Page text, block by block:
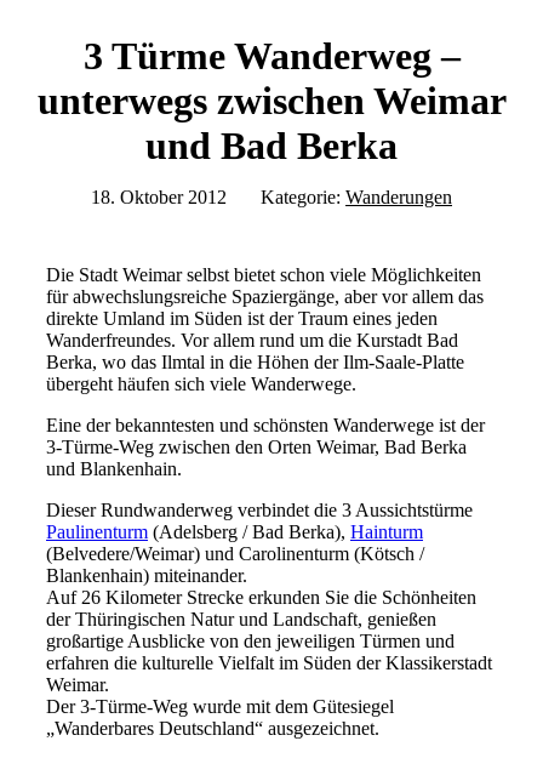
3 Türme Wanderweg –
unterwegs zwischen Weimar
und Bad Berka
18. Oktober 2012 Kategorie: Wanderungen
Die Stadt Weimar selbst bietet schon viele Möglichkeiten
für abwechslungsreiche Spaziergänge, aber vor allem das
direkte Umland im Süden ist der Traum eines jeden
Wanderfreundes. Vor allem rund um die Kurstadt Bad
Berka, wo das Ilmtal in die Höhen der Ilm-Saale-Platte
übergeht häufen sich viele Wanderwege.
Eine der bekanntesten und schönsten Wanderwege ist der
3-Türme-Weg zwischen den Orten Weimar, Bad Berka
und Blankenhain.
Dieser Rundwanderweg verbindet die 3 Aussichtstürme
Paulinenturm (Adelsberg / Bad Berka), Hainturm
(Belvedere/Weimar) und Carolinenturm (Kötsch /
Blankenhain) miteinander.
Auf 26 Kilometer Strecke erkunden Sie die Schönheiten
der Thüringischen Natur und Landschaft, genießen
großartige Ausblicke von den jeweiligen Türmen und
erfahren die kulturelle Vielfalt im Süden der Klassikerstadt
Weimar.
Der 3-Türme-Weg wurde mit dem Gütesiegel
„Wanderbares Deutschland“ ausgezeichnet.